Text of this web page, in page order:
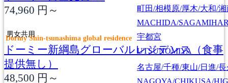
町田/相模原/厚木/大和/湘
MACHIDA/
宇都宮
UTSUNOMIYA
名古屋/千種/東山/日進/
NAGOYA/CHIKUSA/
74,960 円～
男女共用
Dormy Shin-tsunashima global residence
ドーミー新綱島グローバルレジデンス（食事
提供無し）
48,500 円～